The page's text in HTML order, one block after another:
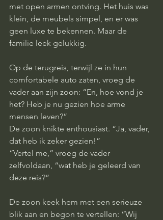
met open armen ontving. Het huis was
klein, de meubels simpel, en er was
geen luxe te bekennen. Maar de
familie leek gelukkig.
Op de terugreis, terwijl ze in hun
comfortabele auto zaten, vroeg de
vader aan zijn zoon: “En, hoe vond je
het? Heb je nu gezien hoe arme
mensen leven?”
De zoon knikte enthousiast. “Ja, vader,
dat heb ik zeker gezien!”
“Vertel me,” vroeg de vader
zelfvoldaan, “wat heb je geleerd van
deze reis?”
De zoon keek hem met een serieuze
blik aan en begon te vertellen: “Wij